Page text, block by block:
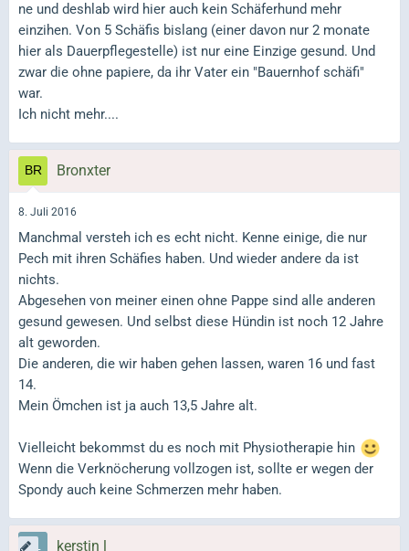
ne und deshlab wird hier auch kein Schäferhund mehr
einzihen. Von 5 Schäfis bislang (einer davon nur 2 monate
hier als Dauerpflegestelle) ist nur eine Einzige gesund. Und
zwar die ohne papiere, da ihr Vater ein "Bauernhof schäfi"
war.
Ich nicht mehr....
Bronxter
8. Juli 2016
Manchmal versteh ich es echt nicht. Kenne einige, die nur
Pech mit ihren Schäfies haben. Und wieder andere da ist
nichts.
Abgesehen von meiner einen ohne Pappe sind alle anderen
gesund gewesen. Und selbst diese Hündin ist noch 12 Jahre
alt geworden.
Die anderen, die wir haben gehen lassen, waren 16 und fast
14.
Mein Ömchen ist ja auch 13,5 Jahre alt.
Vielleicht bekommst du es noch mit Physiotherapie hin
Wenn die Verknöcherung vollzogen ist, sollte er wegen der
Spondy auch keine Schmerzen mehr haben.
kerstin l